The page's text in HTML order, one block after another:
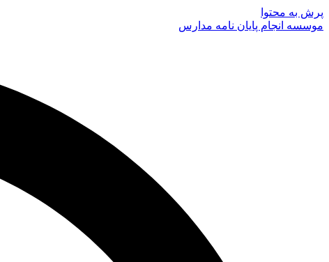
پرش به محتوا
موسسه انجام پایان نامه مدارس